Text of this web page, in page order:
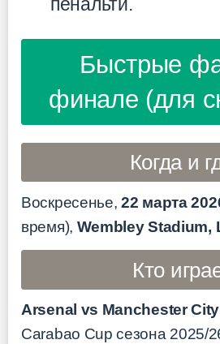
Быстрые
финале (для
Когда и
Воскресенье,22 марта
время), Wembley Stadium,
Кто
Arsenal vs Manchester City
Carabao Cup сезона 2025/